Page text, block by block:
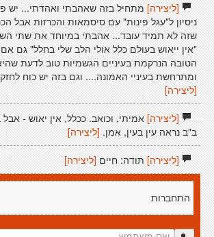
[ליצירה]מתחיל בזה שאהבתי ואהדתי... יש
ניסיון ל"עגל פינות" עם סיסמאות והכרזות אבל
שזה לא תמיד עובד... אהבתי במיוחד את שתי
"אין ייאוש בעולם כלל אולי הלב שלי בחלל" גם
הטובה הנרקמת בעיניים הגשמיות טוב לדעת
ומתרחשת בעיניי האמונה.... וגם בזה יש כוח
[ליצירה]
[ליצירה]אמיתי, וכואב. ככלל, אין יאוש -
ב"ב נראה עין בעין, אמן. [ליצירה]
[ליצירה]תודה: חיים [ליצירה]
התחברות